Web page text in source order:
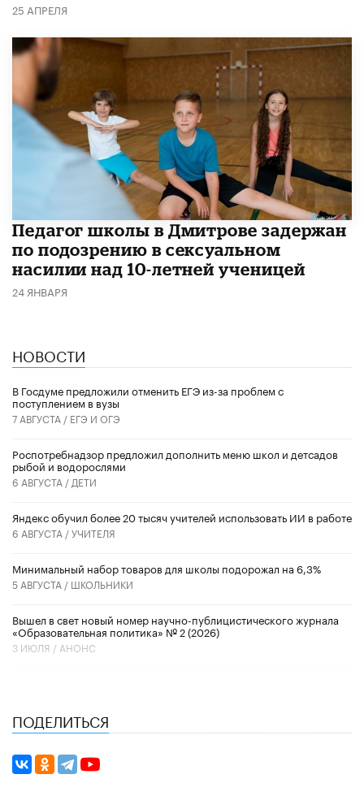
25 АПРЕЛЯ
Педагог школы в Дмитрове задержан
по подозрению в сексуальном
насилии над 10-летней ученицей
24 ЯНВАРЯ
НОВОСТИ
В Госдуме предложили отменить ЕГЭ из-за проблем с
поступлением в вузы
7 АВГУСТА / ЕГЭ И ОГЭ
Роспотребнадзор предложил дополнить меню школ и детсадов
рыбой и водорослями
6 АВГУСТА / ДЕТИ
​Яндекс обучил более 20 тысяч учителей использовать ИИ в работе
6 АВГУСТА /УЧИТЕЛЯ
Минимальный набор товаров для школы подорожал на 6,3%
5 АВГУСТА / ШКОЛЬНИКИ
Вышел в свет новый номер научно-публицистического журнала
«Образовательная политика» № 2 (2026)
3 ИЮЛЯ / АНОНС
ПОДЕЛИТЬСЯ